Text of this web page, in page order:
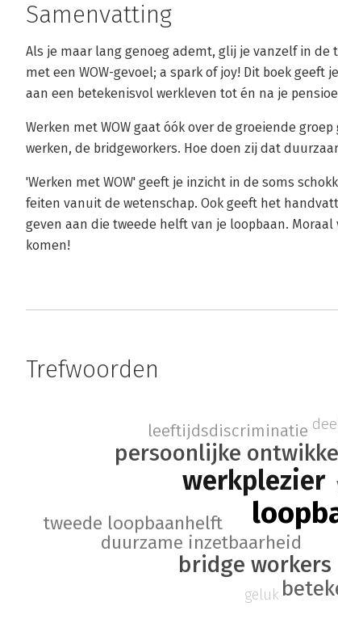
Samenvatting
Als je maar lang genoeg ademt, glij je vanzelf in de
met een WOW-gevoel; a spark of joy! Dit boek
aan een betekenisvol werkleven tot én na je
Werken met WOW gaat óók over de groeiende
werken, de bridgeworkers. Hoe doen zij dat
'Werken met WOW' geeft je inzicht in de soms
feiten vanuit de wetenschap. Ook geeft het
geven aan die tweede helft van je loopbaan.
komen!
Trefwoorden
werkplezier
persoonlijke
bridge workers
duurzame inzetbaarheid
tweede loopbaanhelft
leeftijdsdiscriminatie
geluk